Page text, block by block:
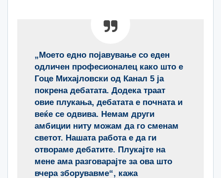
„Моето едно појавување со еден
одличен професионалец како што е
Гоце Михајловски од Канал 5 ја
покрена дебатата. Додека траат
овие плукања, дебатата е почната и
веќе се одвива. Немам други
амбиции ниту можам да го сменам
светот. Нашата работа е да ги
отвораме дебатите. Плукајте на
мене ама разговарајте за ова што
вчера зборувавме“, кажа